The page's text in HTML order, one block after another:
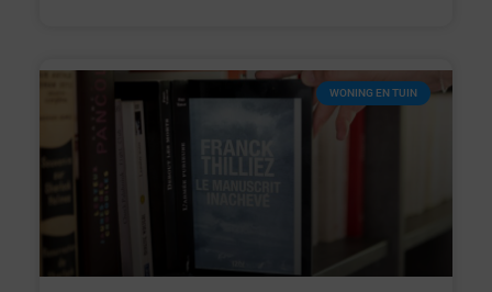
WONING EN TUIN